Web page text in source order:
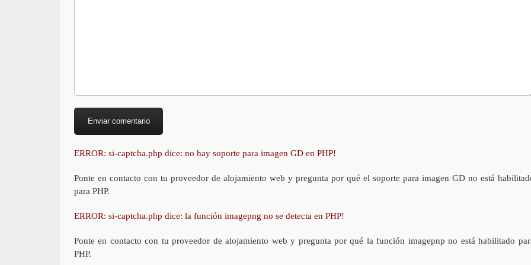
ERROR: si-captcha.php dice: no hay soporte para imagen GD en PHP!
Ponte en contacto con tu proveedor de alojamiento web y pregunta por qué el soporte para imagen GD no está
para PHP.
ERROR: si-captcha.php dice: la función imagepng no se detecta en PHP!
Ponte en contacto con tu proveedor de alojamiento web y pregunta por qué la función imagepnp no está habilitado
PHP.